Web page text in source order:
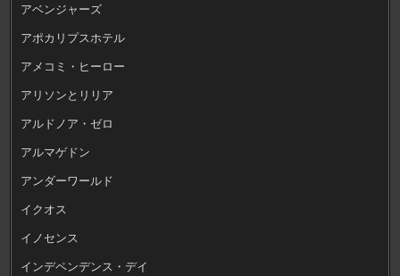
アベンジャーズ
アポカリプスホテル
アメコミ・ヒーロー
アリソンとリリア
アルドノア・ゼロ
アルマゲドン
アンダーワールド
イクオス
イノセンス
インデペンデンス・デイ